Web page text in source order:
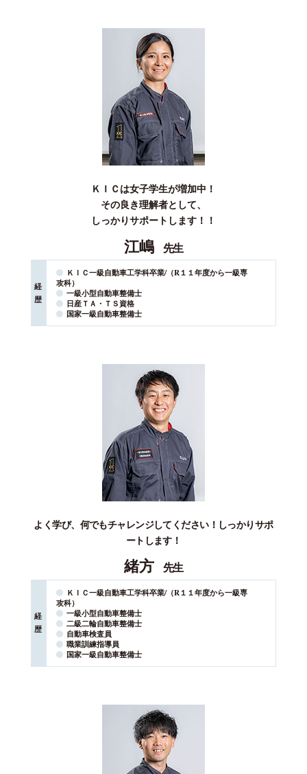
ＫＩＣは女子学生が増加中！
その良き理解者として、
しっかりサポートします！！
江嶋 先生
経
歴
ＫＩＣ一級自動車工学科卒業/（R１１年度から一級専
攻科）
一級小型自動車整備士
日産ＴＡ・ＴＳ資格
国家⼀級⾃動⾞整備⼠
よく学び、何でもチャレンジしてください！しっかりサポ
ートします！
緒方 先生
経
歴
ＫＩＣ一級自動車工学科卒業/（R１１年度から一級専
攻科）
一級小型自動車整備士
二級二輪自動車整備士
自動車検査員
職業訓練指導員
国家⼀級⾃動⾞整備⼠